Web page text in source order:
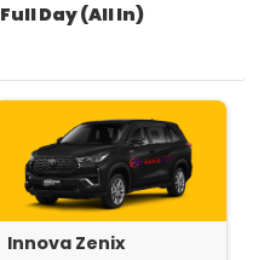
Full Day (All In)
Innova Zenix